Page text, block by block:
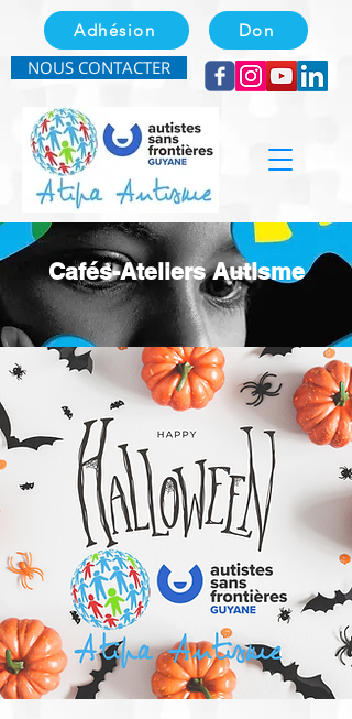
Adhésion Don
NOUS CONTACTER
Cafés-Ateliers Autisme